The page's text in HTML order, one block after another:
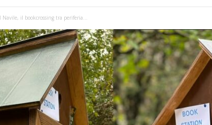
il bookcrossing tra periferia...